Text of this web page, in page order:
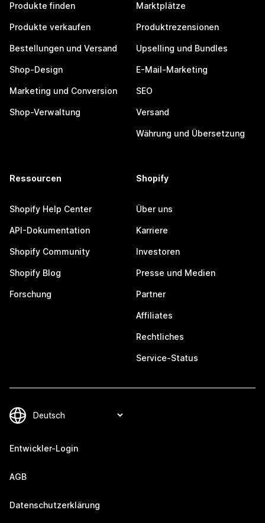
Produkte finden
Produkte verkaufen
Bestellungen und Versand
Shop-Design
Marketing und Conversion
Shop-Verwaltung
Marktplätze
Produktrezensionen
Upselling und Bundles
E-Mail-Marketing
SEO
Versand
Währung und Übersetzung
Ressourcen
Shopify Help Center
API-Dokumentation
Shopify Community
Shopify Blog
Forschung
Shopify
Über uns
Karriere
Investoren
Presse und Medien
Partner
Affiliates
Rechtliches
Service-Status
Entwickler-Login
AGB
Datenschutzerklärung